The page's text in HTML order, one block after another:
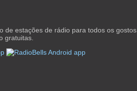
de estações de rádio para todos os gostos.
gratuitas.